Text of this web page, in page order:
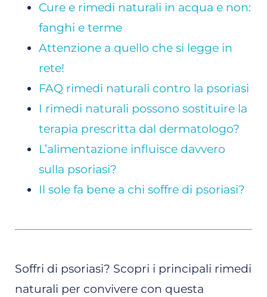
Cure e rimedi naturali in acqua e non:
fanghi e terme
Attenzione a quello che si legge in
rete!
FAQ rimedi naturali contro la psoriasi
I rimedi naturali possono sostituire la
terapia prescritta dal dermatologo?
L’alimentazione influisce davvero
sulla psoriasi?
Il sole fa bene a chi soffre di psoriasi?
Soffri di psoriasi? Scopri i principali rimedi
naturali per convivere con questa